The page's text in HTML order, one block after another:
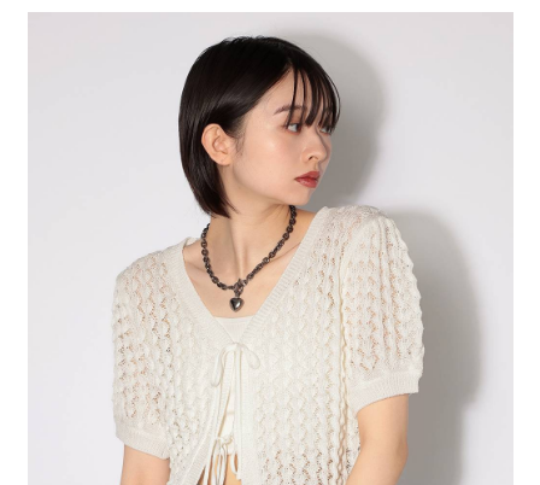
1.分期款項不併入電信帳單，「大哥付你分期」於每月結算日後寄送繳費提
2.透過簡訊連結打開帳單後，可選擇「超商條碼／台灣大直營門市／銀行轉
帳／街口支付／iPASS MONEY」等通路繳費。
1.本服務係由「台灣大哥大股份有限公司」（以下簡稱本公司）所提供，讓
用戶於交易時，得透過本服務購買商品或服務，並由商店將買賣／分期付款
買賣價金債權讓與本公司後，依約使用本公司帳單繳交帳款。
2.基於同意付款使用「大哥付你分期」之契約關係目的，商店將以您的個人
資料（包含姓名、電話或地址）提供予台灣大哥大進項蒐集、處理及利用，
由本公司與您本人進行分期帳單所需資料之確認、核對及更正。
3.完整用戶服務條款，請詳閱以下連結： https://oppay.tw/userRule
３．安心：先確認商品／服務後，再付款。
【「AFTEE先享後付」結帳流程】
１．於結帳方式選擇「AFTEE先享後付」後，將跳轉至「AFTEE先享後付」
結帳頁面，進行簡訊認證並確認金額後，即可完成結帳。
２．訂單成立數日內，您將收到繳費通知簡訊。
３．收到繳費通知簡訊後14天內，點擊此簡訊中的連結，可透過四大超商／
ATM／網路銀行／等多元方式進行付款，方視為交易完成。
※ 請注意：結帳手續完成當下不需立刻繳費，但若您需要取消訂單，請聯絡
購買商品的店家。未經商家同意取消之訂單仍視為有效，需透過AFTEE先享
※ 交易是否成功請以「AFTEE先享後付 」之結帳頁面顯示為準，若有關於
是否繳費成功／繳費後需取消欲退款等相關疑問，請聯繫「AFTEE先享後付
客戶支援中心」https://netprotections.freshdesk.com/support/home
【注意事項】
１．透過由恩沛科技股份有限公司提供之「AFTEE先享後付」服務完成之交
易，需依本服務之必要範圍內提供個人資料，並將交易相關給付款項請求債
權轉讓予恩沛科技股份有限公司。
２．關於個人資料處理事宜，請瀏覽以下網址：https://aftee.tw/terms/#terms3
３．未成年的使用者請事先徵得法定代理人或監護人之同意方可使用
「AFTEE先享後付」，若未經同意申辦者引起之損失，本公司不負相關責
每筆NT$80，滿NT$888(含以上)免運費
每筆NT$80，滿NT$888(含以上)免運費
每筆NT$80，滿NT$1,500(含以上)免運費
每筆NT$80，滿NT$1,500(含以上)免運費
每筆NT$80，滿NT$1,500(含以上)免運費